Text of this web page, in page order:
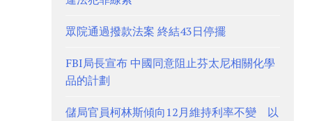
眾院通過撥款法案 終結43日停擺
FBI局長宣布 中國同意阻止芬太尼相關化學
品的計劃
儲局官員柯林斯傾向12月維持利率不變 以